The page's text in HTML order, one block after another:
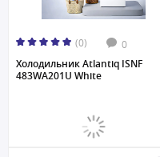
(0) 0
Холодильник Atlantiq ISNF
483WA201U White